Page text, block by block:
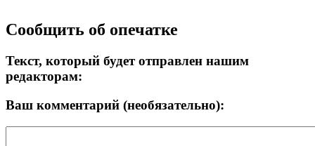
Сообщить об опечатке
Текст, который будет отправлен нашим
редакторам:
Ваш комментарий (необязательно):